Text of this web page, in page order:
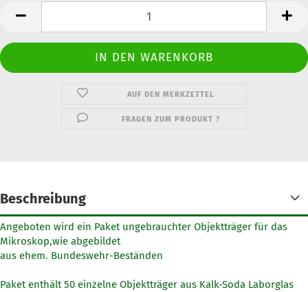
AUF DEN MERKZETTEL
FRAGEN ZUM PRODUKT ?
Beschreibung
Angeboten wird ein Paket ungebrauchter Objektträger für das
Mikroskop,wie abgebildet
aus ehem. Bundeswehr-Beständen
Paket enthält 50 einzelne Objektträger aus Kalk-Soda Laborglas